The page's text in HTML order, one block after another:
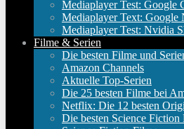
Mediaplayer Test: Google
Mediaplayer Text: Google
Mediaplayer Test: Nvidia
Filme & Serien
Die besten Filme und
Amazon Channels
Aktuelle Top-Serien
Die 25 besten Filme bei
Netflix: Die 12 besten
Die besten Science Fiction